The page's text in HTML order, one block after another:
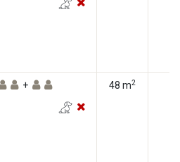
+ 48 m2